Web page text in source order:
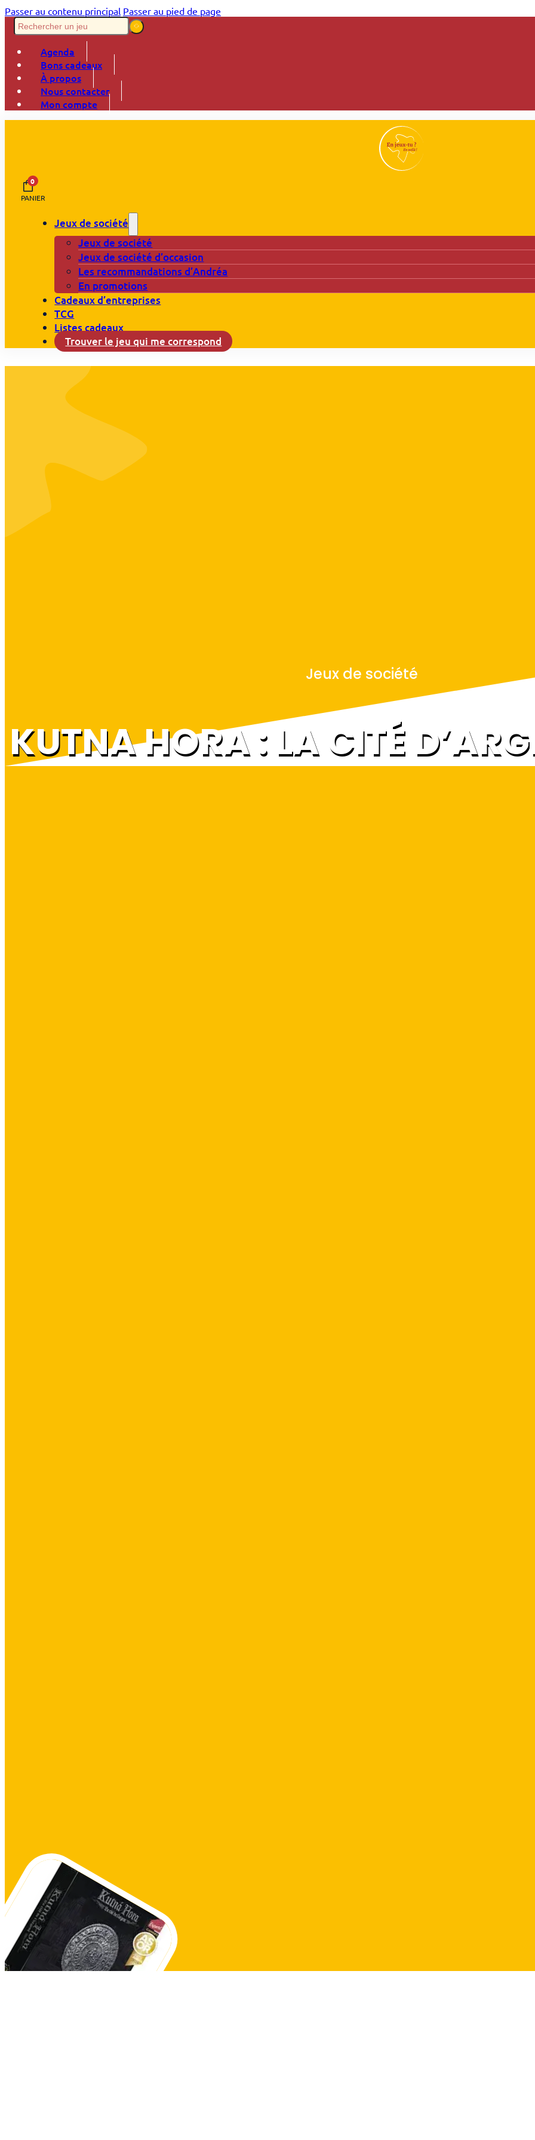
Passer au contenu principal Passer au pied de page
Agenda
Bons cadeaux
À propos
Nous contacter
Mon compte
0
PANIER
Jeux de société
Jeux de société
Jeux de société d’occasion
Les recommandations d’Andréa
En promotions
Cadeaux d’entreprises
TCG
Listes cadeaux
Trouver le jeu qui me correspond
Jeux de société
KUTNA HORA : LA CITÉ